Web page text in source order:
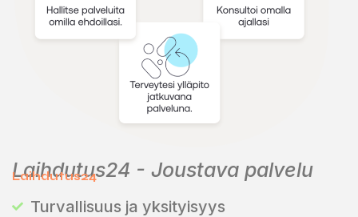
Laihdutus24 - Joustava palvelu
Laihdutus24
Turvallisuus ja yksityisyys